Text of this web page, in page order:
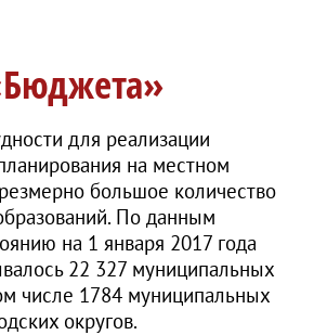
для реализации
на местном
большое количество
По данным
на 1 января 2017 года
22 327 муниципальных
числе 1784 муниципальных
округов.